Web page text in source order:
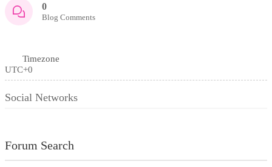
0
Blog Comments
Timezone
UTC+0
Social Networks
Forum Search